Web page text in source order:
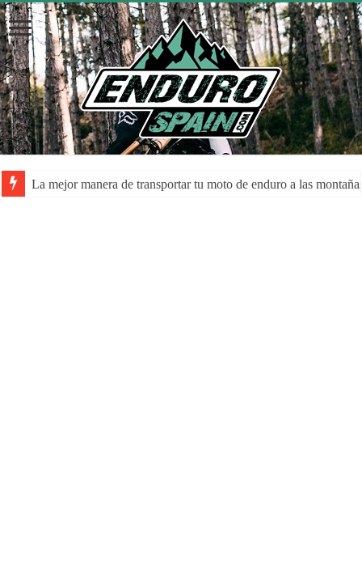
La mejor manera de transportar tu moto de enduro a las